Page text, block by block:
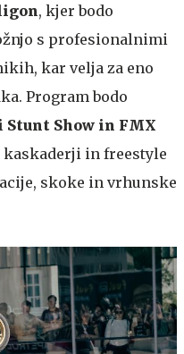
, kjer bodo
s profesionalnimi
kar velja za eno
Program bodo
Show in FMX
kaskaderji in freestyle
skoke in vrhunske